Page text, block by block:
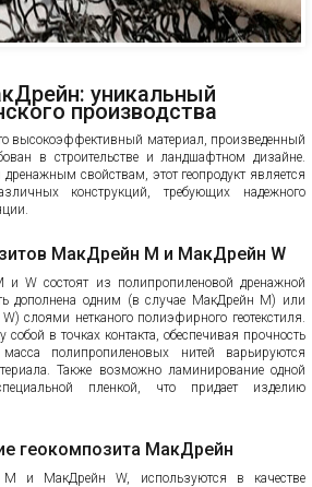
уникальный
производства
высокоэффективный материал, произведенный
в строительстве и ландшафтном дизайне.
свойствам, этот геопродукт является
конструкций, требующих надежного
МакДрейн M и МакДрейн W
и W состоят из полипропиленовой дренажной
дополнена одним (в случае МакДрейн M) или
слоями нетканого полиэфирного геотекстиля.
в точках контакта, обеспечивая прочность
полипропиленовых нитей варьируются
Также возможно ламинирование одной
пленкой, что придает изделию
геокомпозита МакДрейн
и МакДрейн W, используются в качестве